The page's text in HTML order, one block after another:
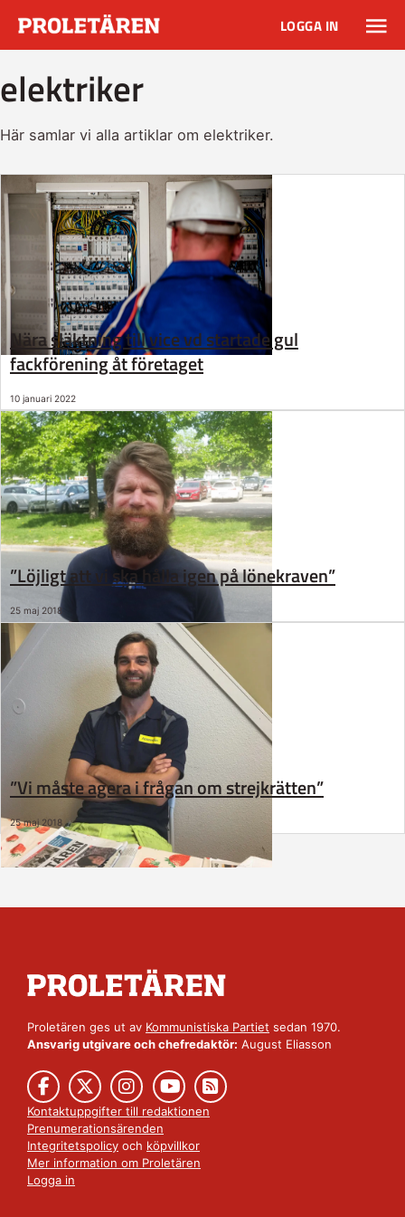
LOGGA IN
elektriker
Här samlar vi alla artiklar om elektriker.
Nära släktning till vice vd startade gul
fackförening åt företaget
10 januari 2022
”Löjligt att vi ska hålla igen på lönekraven”
25 maj 2018
”Vi måste agera i frågan om strejkrätten”
25 maj 2018
Proletären ges ut av Kommunistiska Partiet sedan 1970.
Ansvarig utgivare och chefredaktör: August Eliasson
Kontaktuppgifter till redaktionen
Prenumerationsärenden
Integritetspolicy och köpvillkor
Mer information om Proletären
Logga in